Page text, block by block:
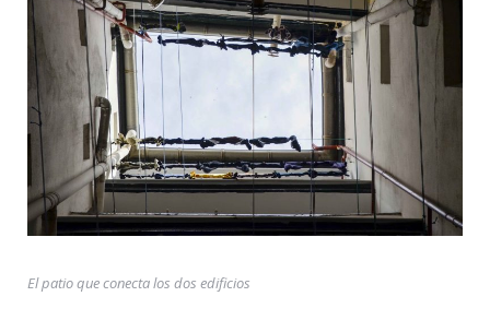
El patio que conecta los dos edificios